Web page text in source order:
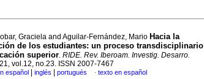
Graciela and Aguilar-Fernández, Mario Hacia la
de los estudiantes: un proceso transdisciplinario
superior. RIDE. Rev. Iberoam. Investig. Desarro.
vol.12, no.23. ISSN 2007-7467
español inglés portugués · texto en español